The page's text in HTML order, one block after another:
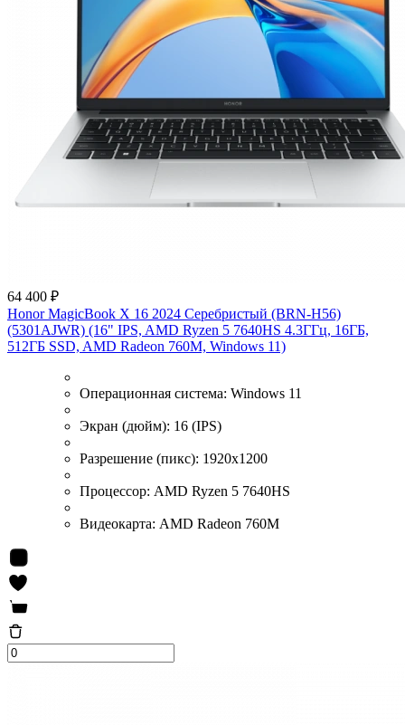
64 400 ₽
Honor MagicBook X 16 2024 Серебристый (BRN-H56)
(5301AJWR) (16" IPS, AMD Ryzen 5 7640HS 4.3ГГц, 16ГБ,
512ГБ SSD, AMD Radeon 760M, Windows 11)
Операционная система: Windows 11
Экран (дюйм): 16 (IPS)
Разрешение (пикс): 1920x1200
Процессор: AMD Ryzen 5 7640HS
Видеокарта: AMD Radeon 760M